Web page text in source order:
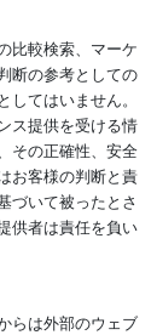
比較検索、マーケ
断の参考としての
てはいません。
ス提供を受ける情
その正確性、安全
お客様の判断と責
づいて被ったとさ
供者は責任を負い
らは外部のウェブ